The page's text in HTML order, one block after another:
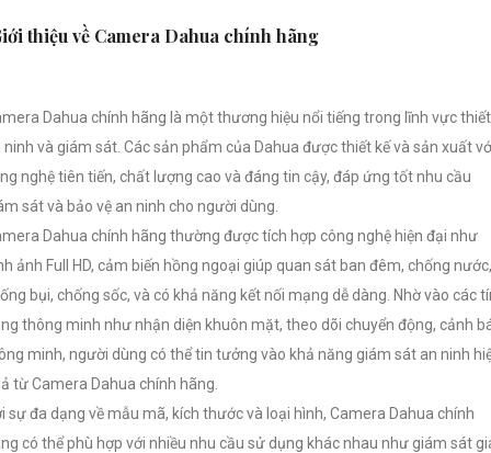
thiệu về Camera Dahua chính hãng
Dahua chính hãng là một thương hiệu nổi tiếng trong lĩnh vực
ninh và giám sát. Các sản phẩm của Dahua được thiết kế và sản xuất
nghệ tiên tiến, chất lượng cao và đáng tin cậy, đáp ứng tốt nhu cầu
sát và bảo vệ an ninh cho người dùng.
Dahua chính hãng thường được tích hợp công nghệ hiện đại như
ảnh Full HD, cảm biến hồng ngoại giúp quan sát ban đêm, chống nước,
bụi, chống sốc, và có khả năng kết nối mạng dễ dàng. Nhờ vào các
thông minh như nhận diện khuôn mặt, theo dõi chuyển động, cảnh
minh, người dùng có thể tin tưởng vào khả năng giám sát an ninh
từ Camera Dahua chính hãng.
sự đa dạng về mẫu mã, kích thước và loại hình, Camera Dahua chính
có thể phù hợp với nhiều nhu cầu sử dụng khác nhau như giám sát